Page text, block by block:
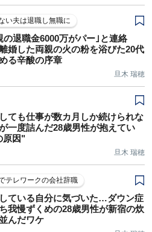
い夫は退職し無職に
の退職金6000万がパー｣と連絡
婚した両親の火の粉を浴びた20代
る辛酸の序章
旦木 瑞穂
ても仕事が数カ月しか続けられな
一度詰んだ28歳男性が抱えてい
原因"
旦木 瑞穂
テレワークの会社辞職
ている自分に気づいた…ダウン症
我慢ずくめの28歳男性が新宿の炊
んだワケ